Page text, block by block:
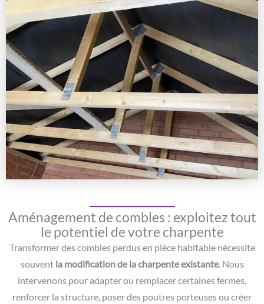
Aménagement de combles : exploitez tout
le potentiel de votre charpente
Transformer des combles perdus en pièce habitable nécessite
souvent la modification de la charpente existante. Nous
intervenons pour adapter ou remplacer certaines fermes,
renforcer la structure, poser des poutres porteuses ou créer